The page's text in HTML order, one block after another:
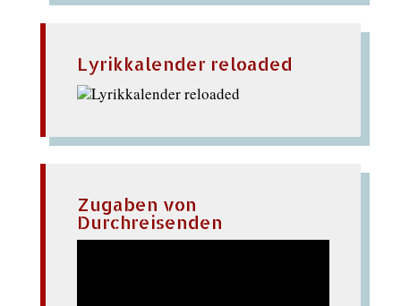
Lyrikkalender reloaded
Zugaben von
Durchreisenden